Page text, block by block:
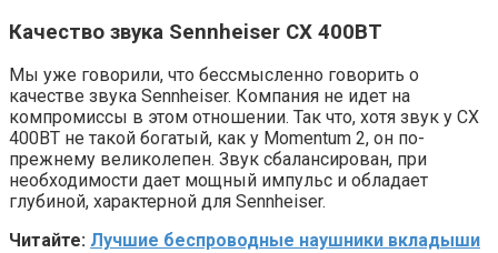
Качество звука Sennheiser CX 400BT
Мы уже говорили, что бессмысленно говорить о
качестве звука Sennheiser. Компания не идет на
компромиссы в этом отношении. Так что, хотя звук у CX
400BT не такой богатый, как у Momentum 2, он по-
прежнему великолепен. Звук сбалансирован, при
необходимости дает мощный импульс и обладает
глубиной, характерной для Sennheiser.
Читайте: Лучшие беспроводные наушники вкладыши